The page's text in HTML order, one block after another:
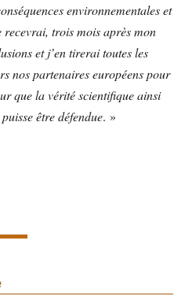
environnementales et
trois mois après mon
et j’en tirerai toutes les
nos partenaires européens pour
que la vérité scientifique ainsi
être défendue. »